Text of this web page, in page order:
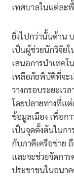
เทศบาลในแต่ละ
ยิ่งไปกว่านั้นด้าน
เป็นผู้ช่วยนักวิจัยใ
เสนอการนำเทคโ
เหลือภัยพิบัติที่จะ
วางกรอบระยะเว
โดยปลายทางที่แ
ข้อมูลเมือง เพื่อก
เป็นจุดตั้งต้นในก
กับภาคีเครือข่าย
และจะช่วยจัดการ
ประชาชนในอนา